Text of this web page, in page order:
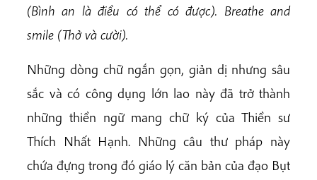
(Bình an là điều có thể có được). Breathe and
smile (Thở và cười).
Những dòng chữ ngắn gọn, giản dị nhưng sâu
sắc và có công dụng lớn lao này đã trở thành
những thiền ngữ mang chữ ký của Thiền sư
Thích Nhất Hạnh. Những câu thư pháp này
chứa đựng trong đó giáo lý căn bản của đạo Bụt